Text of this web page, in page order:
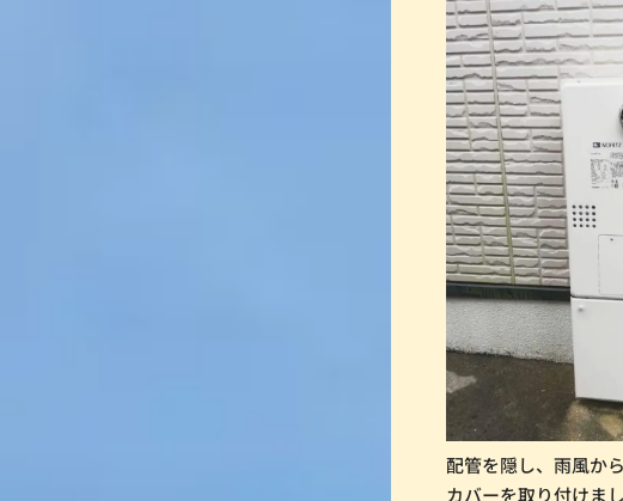
配管を隠し、雨風か
カバーを取り付けまし